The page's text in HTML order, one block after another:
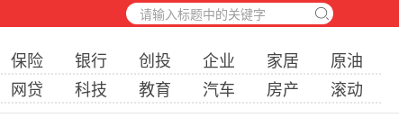
保险 银行 创投 企业 家居
原油
网贷 科技 教育 汽车 房产 滚动